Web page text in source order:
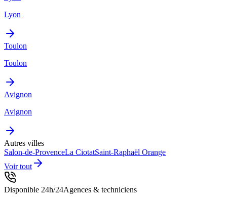
Lyon
Toulon
Toulon
Avignon
Avignon
Autres villes
Salon-de-ProvenceLa CiotatSaint-Raphaël Orange
Voir tout
Disponible 24h/24Agences & techniciens